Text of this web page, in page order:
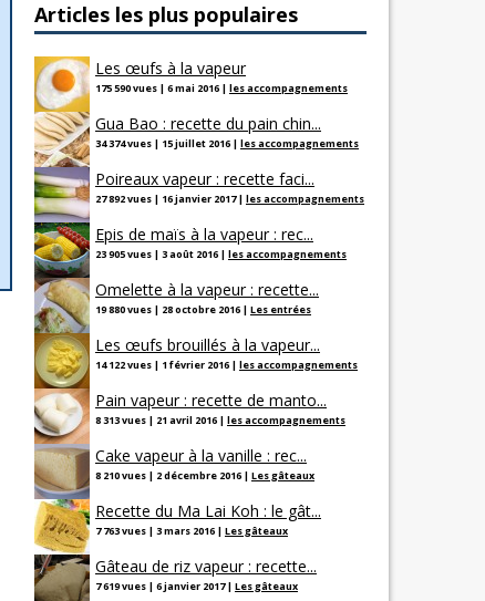
Articles les plus populaires
Les œufs à la vapeur
175 590 vues | 6 mai 2016 | les accompagnements
Gua Bao : recette du pain chin...
34 374 vues | 15 juillet 2016 | les accompagnements
Poireaux vapeur : recette faci...
27 892 vues | 16 janvier 2017| les accompagnements
Epis de maïs à la vapeur : rec...
23 905 vues | 3 août 2016 | les accompagnements
Omelette à la vapeur : recette...
19 880 vues | 28 octobre 2016 | Les entrées
Les œufs brouillés à la vapeur...
14 122 vues | 1 février 2016 | les accompagnements
Pain vapeur : recette de manto...
8 313 vues | 21 avril 2016 | les accompagnements
Cake vapeur à la vanille : rec...
8 210 vues | 2 décembre 2016 | Les gâteaux
Recette du Ma Lai Koh : le gât...
7 763 vues | 3 mars 2016 | Les gâteaux
Gâteau de riz vapeur : recette...
7 619 vues | 6 janvier 2017| Les gâteaux